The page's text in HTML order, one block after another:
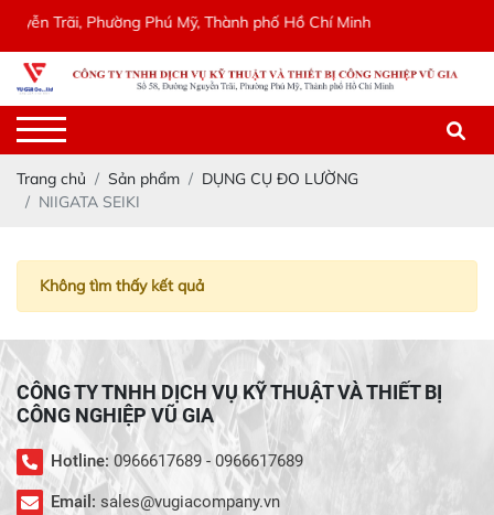
Trãi, Phường Phú Mỹ, Thành phố Hồ Chí Minh
Trang chủ Sản phẩm
DỤNG CỤ ĐO LƯỜNG
NIIGATA SEIKI
Không tìm thấy kết quả
CÔNG TY TNHH DỊCH VỤ KỸ THUẬT VÀ THIẾT BỊ
CÔNG NGHIỆP VŨ GIA
Hotline: 0966617689 - 0966617689
Email: sales@vugiacompany.vn